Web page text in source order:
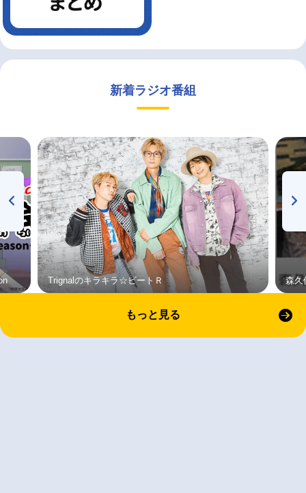
新着ラジオ番組
Trignalのキラキラ☆ビートＲ 森久
もっと見る